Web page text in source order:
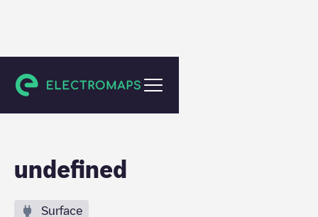
Eindhoven
undefined
Surface